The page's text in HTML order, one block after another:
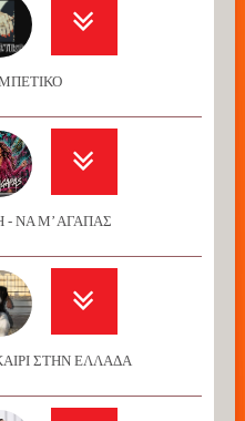
- ΝΑ Μ’ ΑΓΑΠΑΣ
ΣΤΗΝ ΕΛΛΑΔΑ